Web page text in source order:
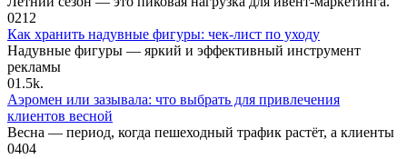
0212
Как хранить надувные фигуры: чек-лист по уходу
Надувные фигуры — яркий и эффективный инструмент
рекламы
01.5k.
Аэромен или зазывала: что выбрать для привлечения
клиентов весной
Весна — период, когда пешеходный трафик растёт, а клиенты
0404